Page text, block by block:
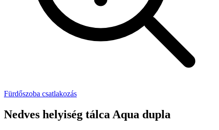
Fürdőszoba csatlakozás
Nedves helyiség tálca Aqua dupla